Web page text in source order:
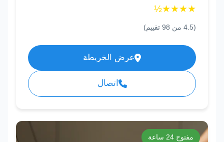
★
★
★
★
½
(
4.5 من 98 تقييم)
عرض الخريطة
اتصال
مفتوح 24 ساعة